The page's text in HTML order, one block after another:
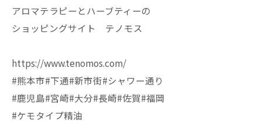
アロマテラピーとハーブティーの
ショッピングサイト テノモス
https://www.tenomos.com/
#熊本市#下通#新市街#シャワー通り
#鹿児島#宮崎#大分#長崎#佐賀#福岡
#ケモタイプ精油